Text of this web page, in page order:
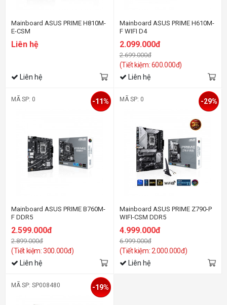
Mainboard ASUS PRIME H810M-
E-CSM
Liên hệ
Liên hệ
Mainboard ASUS PRIME H610M-
F WIFI D4
2.099.000đ
2.699.000đ
(Tiết kiệm: 600.000đ)
Liên hệ
MÃ SP: 0
Mainboard ASUS PRIME B760M-
F DDR5
2.599.000đ
2.899.000đ
(Tiết kiệm: 300.000đ)
-11%
Liên hệ
MÃ SP: 0
Mainboard ASUS PRIME Z790-P
WIFI-CSM DDR5
4.999.000đ
6.999.000đ
(Tiết kiệm: 2.000.000đ)
-29%
Liên hệ
MÃ SP: SP008480 -19%